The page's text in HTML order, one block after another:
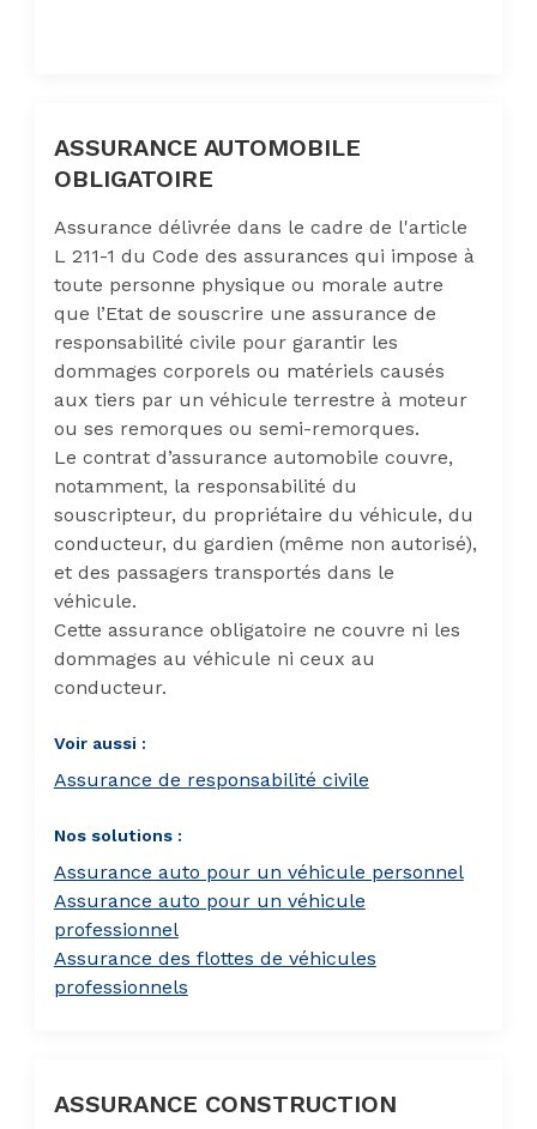
ASSURANCE AUTOMOBILE
OBLIGATOIRE
Assurance délivrée dans le cadre de l'article
L 211-1 du Code des assurances qui impose à
toute personne physique ou morale autre
que l’Etat de souscrire une assurance de
responsabilité civile pour garantir les
dommages corporels ou matériels causés
aux tiers par un véhicule terrestre à moteur
ou ses remorques ou semi-remorques.
Le contrat d’assurance automobile couvre,
notamment, la responsabilité du
souscripteur, du propriétaire du véhicule, du
conducteur, du gardien (même non autorisé),
et des passagers transportés dans le
véhicule.
Cette assurance obligatoire ne couvre ni les
dommages au véhicule ni ceux au
conducteur.
Voir aussi :
Assurance de responsabilité civile
Nos solutions :
Assurance auto pour un véhicule personnel
Assurance auto pour un véhicule
professionnel
Assurance des flottes de véhicules
professionnels
ASSURANCE CONSTRUCTION